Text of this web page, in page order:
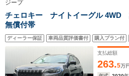
ジープ
チェロキー ナイトイーグル 4WD
無償付帯
ディーラー保証 車両品質評価書付 購入プラン付
支払総額
263.5万